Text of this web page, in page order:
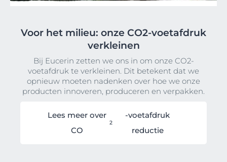
Voor het milieu: onze CO2-voetafdruk
verkleinen
Bij Eucerin zetten we ons in om onze CO2-
voetafdruk te verkleinen. Dit betekent dat we
opnieuw moeten nadenken over hoe we onze
producten innoveren, produceren en verpakken.
Lees meer over
CO
2
-voetafdruk
reductie